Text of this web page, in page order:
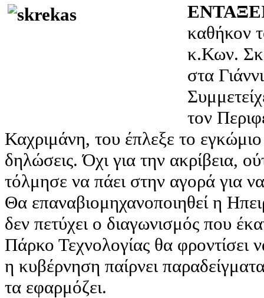
καθήκον
κ.Κων.
στα
τον
Καχριμάνη, του έπλεξε το εγκώμιο
δηλώσεις. Όχι για την ακρίβεια,
τόλμησε να πάει στην αγορά για
Θα επαναβιομηχανοποιηθεί η
δεν πετύχει ο διαγωνισμός που
Πάρκο Τεχνολογίας θα φροντίσει
η κυβέρνηση παίρνει
τα εφαρμόζει.